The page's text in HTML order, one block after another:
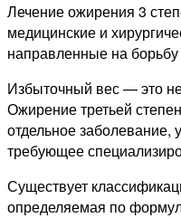
Лечение ожирения 3
медицинские и
направленные на
Избыточный вес — это
Ожирение третьей
отдельное
требующее
Существует
определяемая по